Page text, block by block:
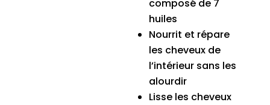
composé de 7
huiles
Nourrit et répare
les cheveux de
l’intérieur sans les
alourdir
Lisse les cheveux